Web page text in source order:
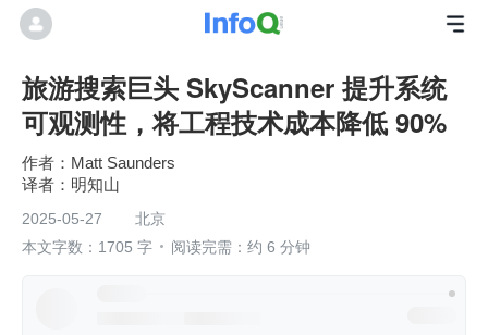
旅游搜索巨头 SkyScanner 提升系统
可观测性，将工程技术成本降低 90%
作者：Matt Saunders
明知山
2025-05-27
北京
本文字数：1705 字
阅读完需：约 6 分钟